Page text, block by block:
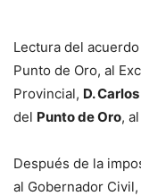
Lectura del
Punto de Oro, al
Provincial, D.
del Punto de Oro,
Después de la
al Gobernador